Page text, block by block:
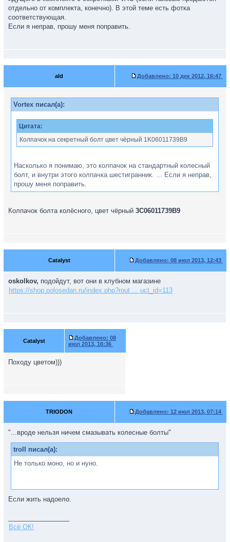
отдельно от комплекта, конечно). В этой теме есть фотка
соответствующая.
Если я неправ, прошу меня поправить.
ald Добавлено: 10 дек 2012, 16:47
Vortex писал(а):
Цитата:
Колпачок на секретный болт цвет чёрный 1K06011739B9
Насколько я понимаю, это колпачок на стандартный колесный
болт, и внутри этого колпачка шестигранник. ... Если я неправ,
прошу меня поправить.
Колпачок болта колёсного, цвет чёрный 3C06011739B9
Catalyst Добавлено: 08 июл 2013, 12:43
oskolkov, подойдут, вот они в клубном магазине
https://shop.polosedan.ru/index.php?rout ... uct_id=113
Catalyst Добавлено: 08
июл 2013, 16:36
Походу цветом)))
TRIODON Добавлено: 12 июл 2013, 07:14
"...вроде нельзя ничем смазывать колесные болты"
troll писал(а):
Не только моно, но и нуно.
Если жить надоело.
Всё ОК!